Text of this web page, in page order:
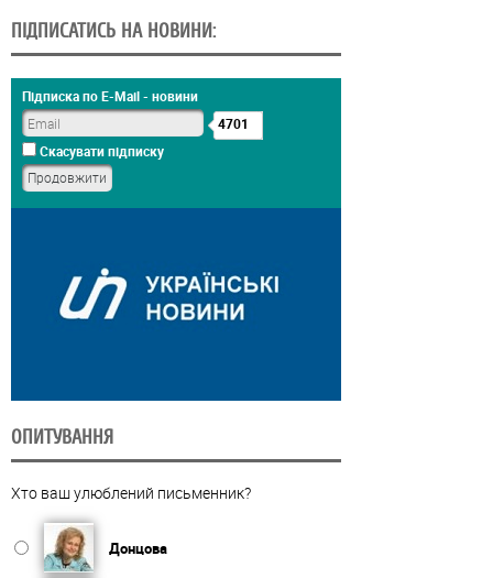
ПІДПИСАТИСЬ НА НОВИНИ:
Підписка по E-Mail - новини
4701
Скасувати підписку
ОПИТУВАННЯ
Хто ваш улюблений письменник?
Донцова